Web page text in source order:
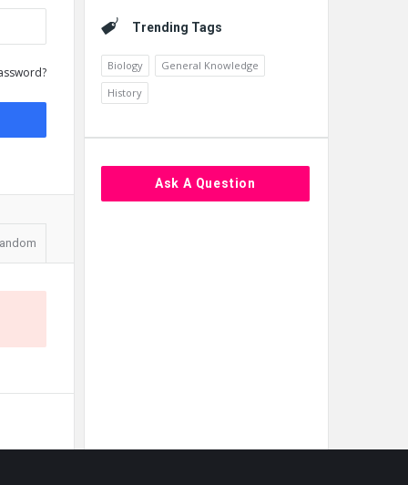
Trending Tags
Biology
General Knowledge
History
Ask A Question